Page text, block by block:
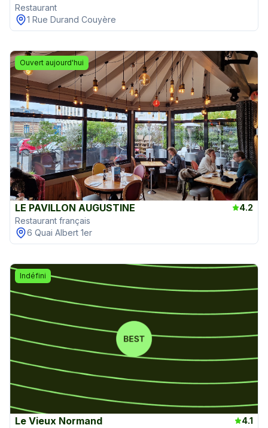
Restaurant
1 Rue Durand Couyère
Ouvert aujourd'hui
LE PAVILLON AUGUSTINE
4.2
Restaurant français
6 Quai Albert 1er
Indéfini
Le Vieux Normand
4.1